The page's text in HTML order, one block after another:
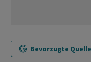
Bevorzugte Quelle